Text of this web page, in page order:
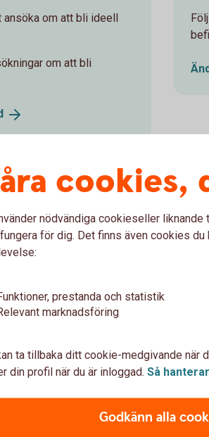
om att bli ideell
om att bli
ansökan om att bli kund eller
digitalt?
och internetbanksanvändare/
cookies,
nödvändiga cookieseller
för dig. Det finns även cookies
prestanda och statistik
marknadsföring
ta tillbaka ditt cookie-medgivande när
din profil när du är inloggad. Så
Godkänn alla